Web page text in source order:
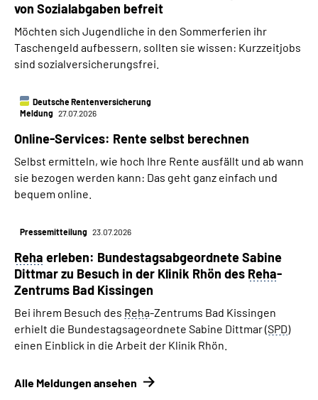
von Sozialabgaben befreit
Möchten sich Jugendliche in den Sommerferien ihr
Taschengeld aufbessern, sollten sie wissen: Kurzzeitjobs
sind sozialversicherungsfrei.
Deutsche Rentenversicherung
Meldung 27.07.2026
Online-Services: Rente selbst berechnen
Selbst ermitteln, wie hoch Ihre Rente ausfällt und ab wann
sie bezogen werden kann: Das geht ganz einfach und
bequem online.
Pressemitteilung 23.07.2026
Reha erleben: Bundestags­­abgeordnete Sabine
Dittmar zu Besuch in der Klinik Rhön des Reha-
Zentrums Bad Kissingen
Bei ihrem Besuch des Reha-Zentrums Bad Kissingen
erhielt die Bundestagsageordnete Sabine Dittmar (SPD)
einen Einblick in die Arbeit der Klinik Rhön.
Alle Meldungen ansehen